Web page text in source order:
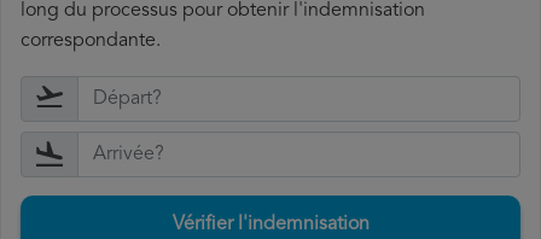
long du processus pour obtenir l'indemnisation
correspondante.
Vérifier l'indemnisation